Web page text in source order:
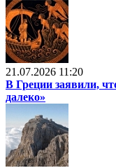
21.07.2026 11:20
В Греции заявили,
далеко»